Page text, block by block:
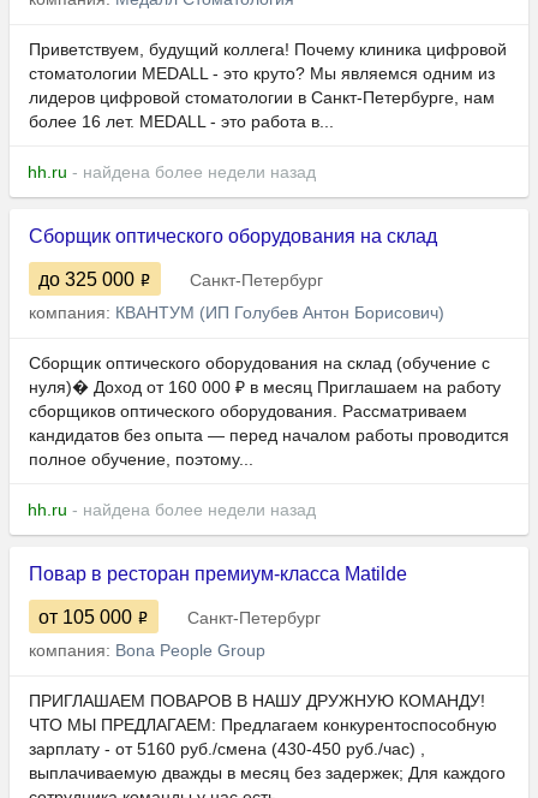
Приветствуем, будущий коллега! Почему клиника цифровой
стоматологии MEDALL - это круто? Мы являемся одним из
лидеров цифровой стоматологии в Санкт-Петербурге, нам
более 16 лет. MEDALL - это работа в...
hh.ru - найдена более недели назад
Сборщик оптического оборудования на склад
до 325 000
Санкт-Петербург
компания: КВАНТУМ (ИП Голубев Антон Борисович)
Сборщик оптического оборудования на склад (обучение с
нуля)� Доход от 160 000 ₽ в месяц Приглашаем на работу
сборщиков оптического оборудования. Рассматриваем
кандидатов без опыта — перед началом работы проводится
полное обучение, поэтому...
hh.ru - найдена более недели назад
Повар в ресторан премиум-класса Matilde
от 105 000
Санкт-Петербург
компания: Bona People Group
ПРИГЛАШАЕМ ПОВАРОВ В НАШУ ДРУЖНУЮ КОМАНДУ!
ЧТО МЫ ПРЕДЛАГАЕМ: Предлагаем конкурентоспособную
зарплату - от 5160 руб./смена (430-450 руб./час) ,
выплачиваемую дважды в месяц без задержек; Для каждого